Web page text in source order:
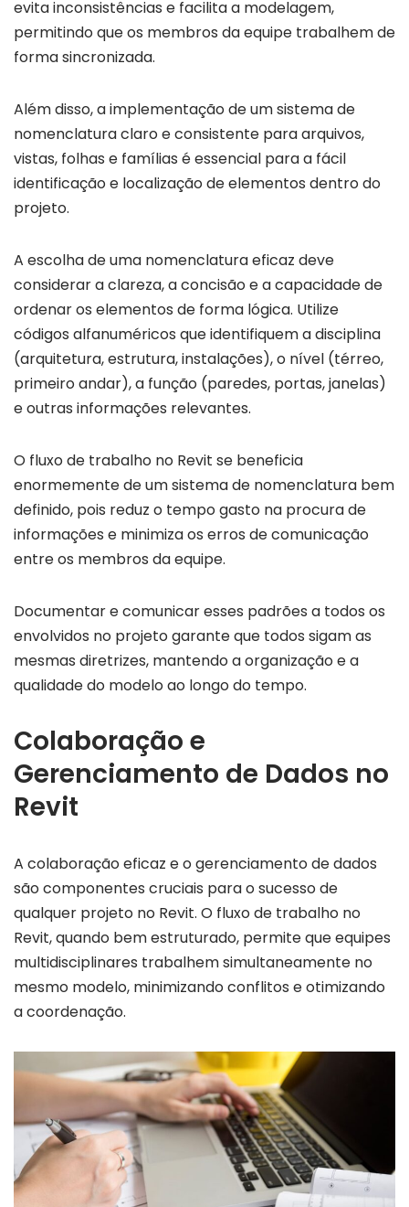
evita inconsistências e facilita a modelagem,
permitindo que os membros da equipe trabalhem de
forma sincronizada.
Além disso, a implementação de um sistema de
nomenclatura claro e consistente para arquivos,
vistas, folhas e famílias é essencial para a fácil
identificação e localização de elementos dentro do
projeto.
A escolha de uma nomenclatura eficaz deve
considerar a clareza, a concisão e a capacidade de
ordenar os elementos de forma lógica. Utilize
códigos alfanuméricos que identifiquem a disciplina
(arquitetura, estrutura, instalações), o nível (térreo,
primeiro andar), a função (paredes, portas, janelas)
e outras informações relevantes.
O fluxo de trabalho no Revit se beneficia
enormemente de um sistema de nomenclatura bem
definido, pois reduz o tempo gasto na procura de
informações e minimiza os erros de comunicação
entre os membros da equipe.
Documentar e comunicar esses padrões a todos os
envolvidos no projeto garante que todos sigam as
mesmas diretrizes, mantendo a organização e a
qualidade do modelo ao longo do tempo.
Colaboração e
Gerenciamento de Dados no
Revit
A colaboração eficaz e o gerenciamento de dados
são componentes cruciais para o sucesso de
qualquer projeto no Revit. O fluxo de trabalho no
Revit, quando bem estruturado, permite que equipes
multidisciplinares trabalhem simultaneamente no
mesmo modelo, minimizando conflitos e otimizando
a coordenação.